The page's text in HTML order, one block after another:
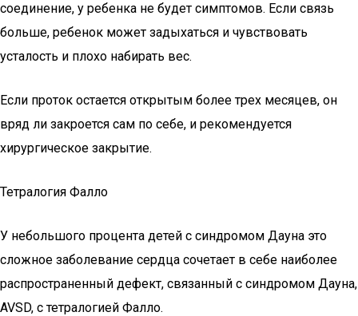
соединение, у ребенка не будет симптомов. Если связь
больше, ребенок может задыхаться и чувствовать
усталость и плохо набирать вес.
Если проток остается открытым более трех месяцев, он
вряд ли закроется сам по себе, и рекомендуется
хирургическое закрытие.
Тетралогия Фалло
У небольшого процента детей с синдромом Дауна это
сложное заболевание сердца сочетает в себе наиболее
распространенный дефект, связанный с синдромом Дауна,
AVSD, с тетралогией Фалло.